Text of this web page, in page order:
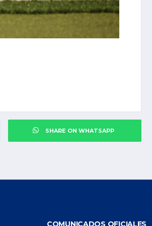
SHARE ON WHATSAPP
COMUNICADOS OFICIALES